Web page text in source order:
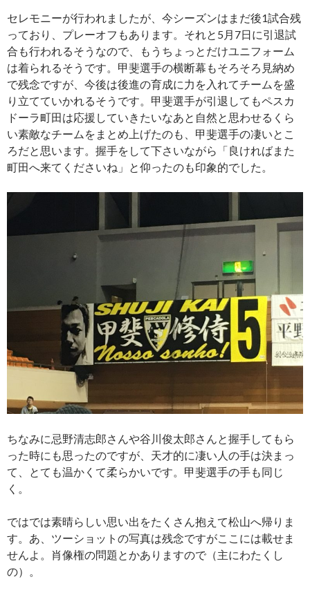
セレモニーが行われましたが、今シーズンはまだ後1試合残
っており、プレーオフもあります。それと5月7日に引退試
合も行われるそうなので、もうちょっとだけユニフォーム
は着られるそうです。甲斐選手の横断幕もそろそろ見納め
で残念ですが、今後は後進の育成に力を入れてチームを盛
り立てていかれるそうです。甲斐選手が引退してもペスカ
ドーラ町田は応援していきたいなあと自然と思わせるくら
い素敵なチームをまとめ上げたのも、甲斐選手の凄いとこ
ろだと思います。握手をして下さいながら「良ければまた
町田へ来てくださいね」と仰ったのも印象的でした。
ちなみに忌野清志郎さんや谷川俊太郎さんと握手してもら
った時にも思ったのですが、天才的に凄い人の手は決まっ
て、とても温かくて柔らかいです。甲斐選手の手も同じ
く。
ではでは素晴らしい思い出をたくさん抱えて松山へ帰りま
す。あ、ツーショットの写真は残念ですがここには載せま
せんよ。肖像権の問題とかありますので（主にわたくし
の）。